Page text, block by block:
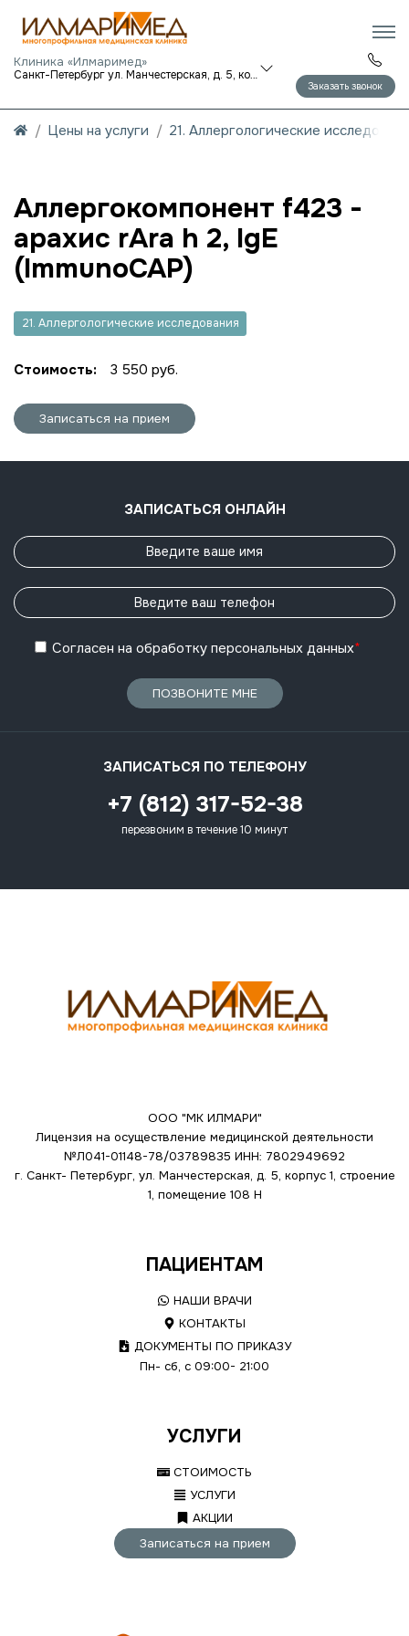
Клиника «Илмаримед»
Санкт-Петербург ул. Манчестерская, д. 5, корп. 1
Заказать звонок
Цены на услуги 21. Аллергологические
Аллергокомпонент f423 -
арахис rAra h 2, IgE
(ImmunoCAP)
21. Аллергологические исследования
Стоимость: 3 550 руб.
Записаться на прием
ЗАПИСАТЬСЯ ОНЛАЙН
Согласен на обработку персональных данных*
ПОЗВОНИТЕ МНЕ
ЗАПИСАТЬСЯ ПО ТЕЛЕФОНУ
+7 (812) 317-52-38
перезвоним в течение 10 минут
ООО "МК ИЛМАРИ"
Лицензия на осуществление медицинской деятельности
№Л041-01148-78/03789835 ИНН: 7802949692
г. Санкт- Петербург, ул. Манчестерская, д. 5, корпус 1, строение
1, помещение 108 Н
ПАЦИЕНТАМ
НАШИ ВРАЧИ
КОНТАКТЫ
ДОКУМЕНТЫ ПО ПРИКАЗУ
Пн- сб, с 09:00- 21:00
УСЛУГИ
СТОИМОСТЬ
УСЛУГИ
АКЦИИ
Записаться на прием